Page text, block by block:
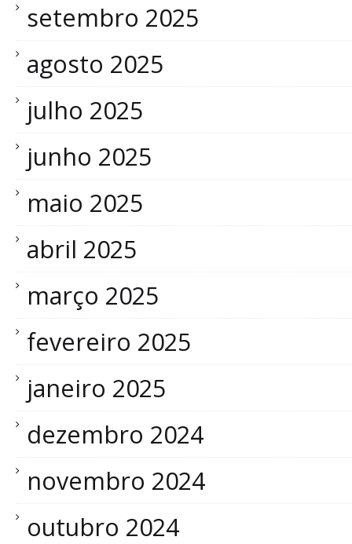
setembro 2025
agosto 2025
julho 2025
junho 2025
maio 2025
abril 2025
março 2025
fevereiro 2025
janeiro 2025
dezembro 2024
novembro 2024
outubro 2024